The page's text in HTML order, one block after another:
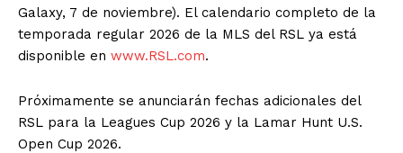
Galaxy, 7 de noviembre). El calendario completo de la
temporada regular 2026 de la MLS del RSL ya está
disponible en www.RSL.com.
Próximamente se anunciarán fechas adicionales del
RSL para la Leagues Cup 2026 y la Lamar Hunt U.S.
Open Cup 2026.